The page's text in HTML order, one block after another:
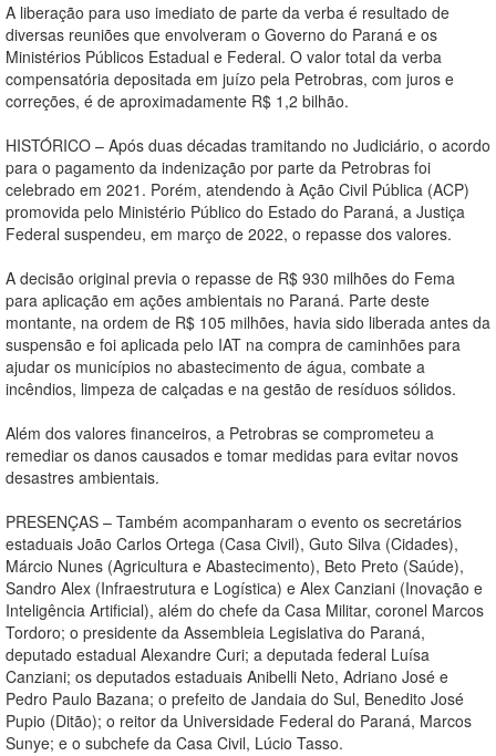
A liberação para uso imediato de parte da verba é resultado de
diversas reuniões que envolveram o Governo do Paraná e os
Ministérios Públicos Estadual e Federal. O valor total da verba
compensatória depositada em juízo pela Petrobras, com juros e
correções, é de aproximadamente R$ 1,2 bilhão.
HISTÓRICO – Após duas décadas tramitando no Judiciário, o acordo
para o pagamento da indenização por parte da Petrobras foi
celebrado em 2021. Porém, atendendo à Ação Civil Pública (ACP)
promovida pelo Ministério Público do Estado do Paraná, a Justiça
Federal suspendeu, em março de 2022, o repasse dos valores.
A decisão original previa o repasse de R$ 930 milhões do Fema
para aplicação em ações ambientais no Paraná. Parte deste
montante, na ordem de R$ 105 milhões, havia sido liberada antes da
suspensão e foi aplicada pelo IAT na compra de caminhões para
ajudar os municípios no abastecimento de água, combate a
incêndios, limpeza de calçadas e na gestão de resíduos sólidos.
Além dos valores financeiros, a Petrobras se comprometeu a
remediar os danos causados e tomar medidas para evitar novos
desastres ambientais.
PRESENÇAS – Também acompanharam o evento os secretários
estaduais João Carlos Ortega (Casa Civil), Guto Silva (Cidades),
Márcio Nunes (Agricultura e Abastecimento), Beto Preto (Saúde),
Sandro Alex (Infraestrutura e Logística) e Alex Canziani (Inovação e
Inteligência Artificial), além do chefe da Casa Militar, coronel Marcos
Tordoro; o presidente da Assembleia Legislativa do Paraná,
deputado estadual Alexandre Curi; a deputada federal Luísa
Canziani; os deputados estaduais Anibelli Neto, Adriano José e
Pedro Paulo Bazana; o prefeito de Jandaia do Sul, Benedito José
Pupio (Ditão); o reitor da Universidade Federal do Paraná, Marcos
Sunye; e o subchefe da Casa Civil, Lúcio Tasso.